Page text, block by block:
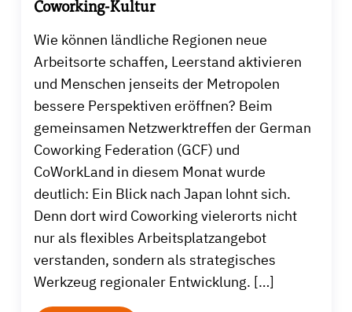
Coworking-Kultur
Wie können ländliche Regionen neue
Arbeitsorte schaffen, Leerstand aktivieren
und Menschen jenseits der Metropolen
bessere Perspektiven eröffnen? Beim
gemeinsamen Netzwerktreffen der German
Coworking Federation (GCF) und
CoWorkLand in diesem Monat wurde
deutlich: Ein Blick nach Japan lohnt sich.
Denn dort wird Coworking vielerorts nicht
nur als flexibles Arbeitsplatzangebot
verstanden, sondern als strategisches
Werkzeug regionaler Entwicklung. […]